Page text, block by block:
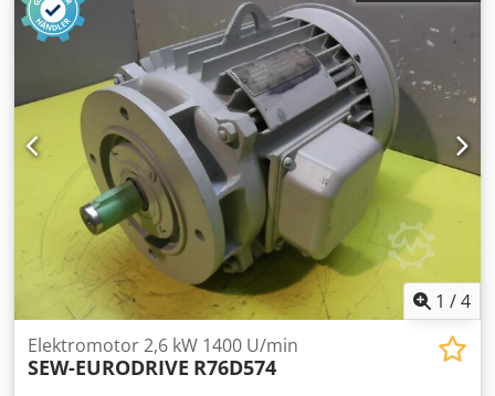
1 /4
Elektromotor 2,6 kW 1400 U/min
SEW-EURODRIVE R76D574